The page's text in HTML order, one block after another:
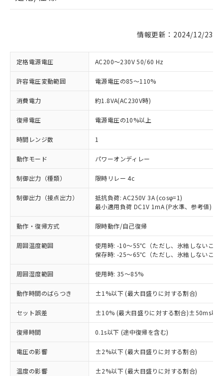
情報更新：2024/12/23
定格電源電圧 AC200～230V 50/60 Hz
許容電圧変動範囲 電源電圧の85～110%
消費電力 約1.8VA(AC230V時)
復帰電圧 電源電圧の10%以上
時間レンジ数 1
動作モード パワーオンディレー
制御出力（種類） 限時リレー 4c
制御出力（接点出力）
抵抗負荷: AC250V 3A (cosφ=1)
最小適用負荷 DC1V 1mA (P水準、参考値)
動作・復帰方式 限時動作/自己復帰
周囲温度範囲
使用時: -10～55℃（ただし、氷結しないこと
保存時: -25～65℃（ただし、氷結しないこと
周囲湿度範囲 使用時: 35～85%
動作時間のばらつき ±1%以下 (最大目盛りに対する割合)
セット誤差 ±10% (最大目盛りに対する割合)±50ms以下
復帰時間 0.1s以下 (途中復帰を含む)
電圧の影響 ±2%以下 (最大目盛りに対する割合)
温度の影響 ±2%以下 (最大目盛りに対する割合)
※1 対応状況
対応済み：EU RoHS指令（10物質）の
非含有に対応した製品が提供可能な商品で
す。